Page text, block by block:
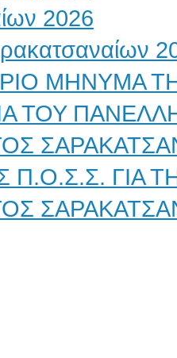
ΓΙΑ